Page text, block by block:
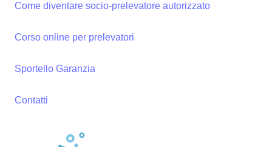
Come diventare socio-prelevatore autorizzato
Corso online per prelevatori
Sportello Garanzia
Contatti